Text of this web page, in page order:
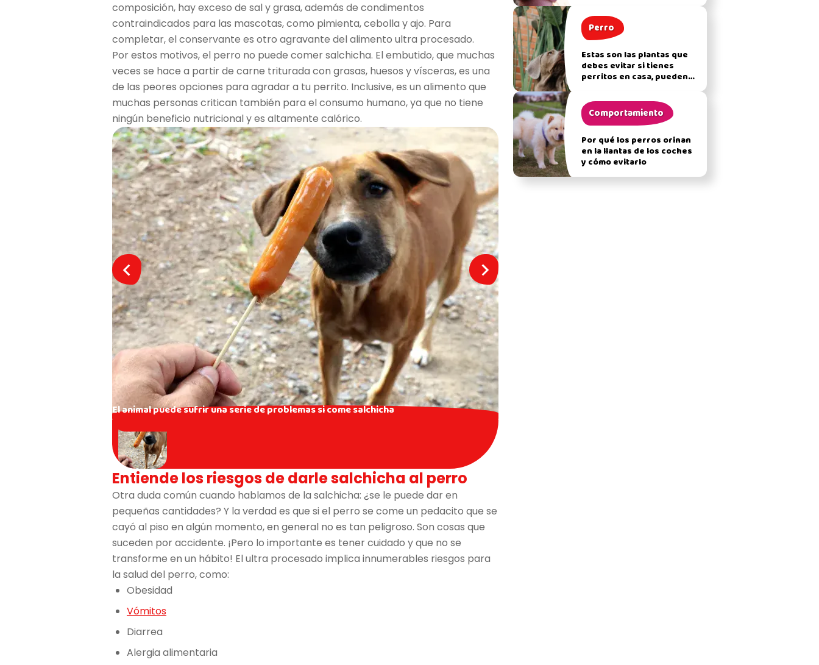
composición, hay exceso de sal y grasa, además de condimentos
contraindicados para las mascotas, como pimienta, cebolla y ajo. Para
completar, el conservante es otro agravante del alimento ultra procesado.
Por estos motivos, el perro no puede comer salchicha. El embutido, que muchas
veces se hace a partir de carne triturada con grasas, huesos y vísceras, es una
de las peores opciones para agradar a tu perrito. Inclusive, es un alimento que
muchas personas critican también para el consumo humano, ya que no tiene
ningún beneficio nutricional y es altamente calórico.
El animal puede sufrir una serie de problemas si come salchicha
Entiende los riesgos de darle salchicha al perro
Otra duda común cuando hablamos de la salchicha: ¿se le puede dar en
pequeñas cantidades? Y la verdad es que si el perro se come un pedacito que se
cayó al piso en algún momento, en general no es tan peligroso. Son cosas que
suceden por accidente. ¡Pero lo importante es tener cuidado y que no se
transforme en un hábito! El ultra procesado implica innumerables riesgos para
la salud del perro, como:
Obesidad
Vómitos
Diarrea
Alergia alimentaria
Perro
Estas son las plantas que
debes evitar si tienes
perritos en casa, pueden
Comportamiento
Por qué los perros orinan
en la llantas de los coches
y cómo evitarlo